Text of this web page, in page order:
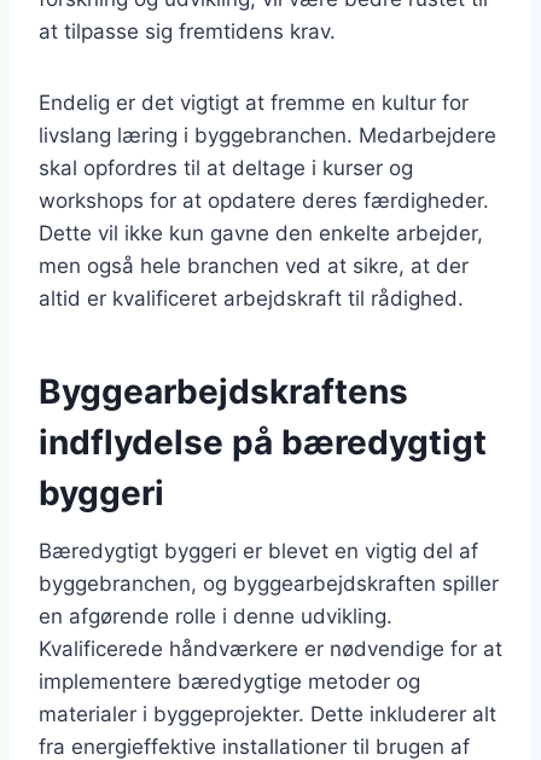
at tilpasse sig fremtidens krav.
Endelig er det vigtigt at fremme en kultur for
livslang læring i byggebranchen. Medarbejdere
skal opfordres til at deltage i kurser og
workshops for at opdatere deres færdigheder.
Dette vil ikke kun gavne den enkelte arbejder,
men også hele branchen ved at sikre, at der
altid er kvalificeret arbejdskraft til rådighed.
Byggearbejdskraftens
indflydelse på bæredygtigt
byggeri
Bæredygtigt byggeri er blevet en vigtig del af
byggebranchen, og byggearbejdskraften spiller
en afgørende rolle i denne udvikling.
Kvalificerede håndværkere er nødvendige for at
implementere bæredygtige metoder og
materialer i byggeprojekter. Dette inkluderer alt
fra energieffektive installationer til brugen af